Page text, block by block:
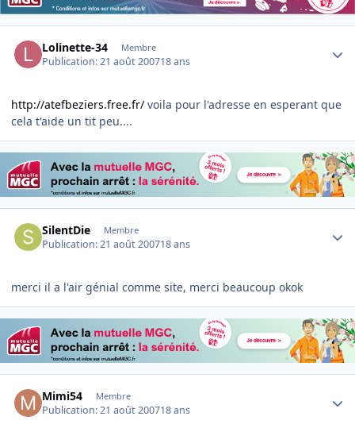
Lolinette-34 Membre
Publication:21 août 200718 ans
http://atefbeziers.free.fr/ voila pour l'adresse en esperant que
cela t'aide un tit peu....
SilentDie Membre
Publication:21 août 200718 ans
merci il a l'air génial comme site, merci beaucoup okok
Mimi54 Membre
Publication:21 août 200718 ans